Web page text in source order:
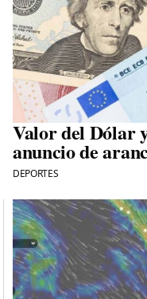
Valor del Dólar
anuncio de
DEPORTES